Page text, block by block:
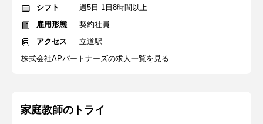
シフト
週5日 1日8時間以上
雇用形態
契約社員
アクセス
立道駅
株式会社APパートナーズの求人一覧を見る
家庭教師のトライ